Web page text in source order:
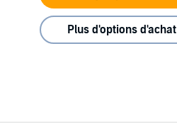
Plus d'options d'achat